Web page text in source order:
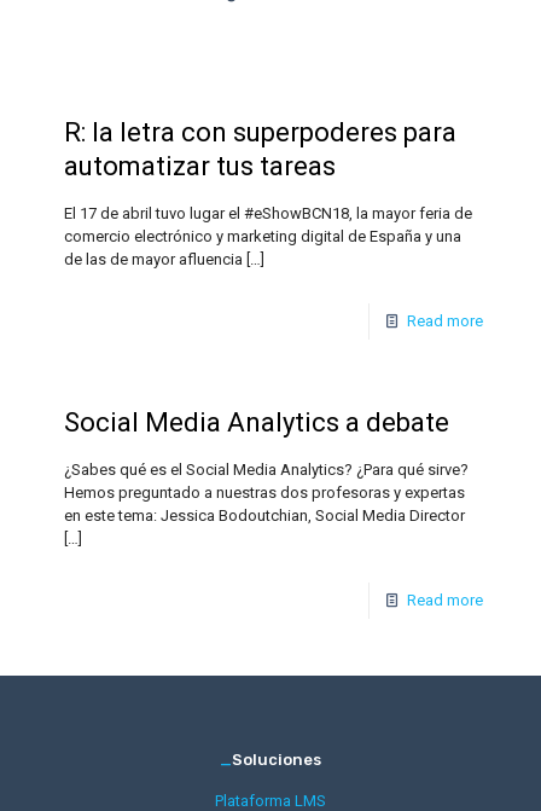
R: la letra con superpoderes para
automatizar tus tareas
El 17 de abril tuvo lugar el #eShowBCN18, la mayor feria de
comercio electrónico y marketing digital de España y una
de las de mayor afluencia […]
Read more
Social Media Analytics a debate
¿Sabes qué es el Social Media Analytics? ¿Para qué sirve?
Hemos preguntado a nuestras dos profesoras y expertas
en este tema: Jessica Bodoutchian, Social Media Director
[…]
Read more
_Soluciones
Plataforma LMS